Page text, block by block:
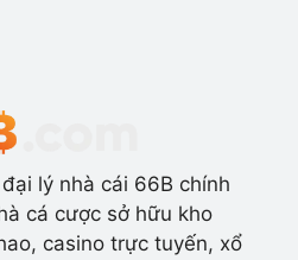
lý nhà cái 66B chính
cá cược sở hữu kho
casino trực tuyến, xổ